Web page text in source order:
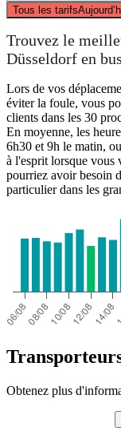
Tous les tarifs
Trouvez le
Düsseldorf en bus
Lors de vos
éviter la foule, vous
clients dans les 30
En moyenne, les
6h30 et 9h le matin,
à l'esprit lorsque vous
pourriez avoir besoin
particulier dans les
Obtenez plus